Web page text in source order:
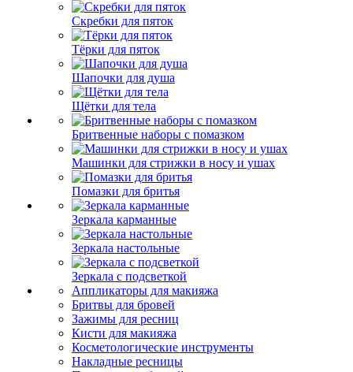
Скребки для пяток
Тёрки для пяток
Шапочки для душа
Щётки для тела
Бритвенные наборы с помазком
Машинки для стрижки в носу и ушах
Помазки для бритья
Зеркала карманные
Зеркала настольные
Зеркала с подсветкой
Аппликаторы для макияжа
Бритвы для бровей
Зажимы для ресниц
Кисти для макияжа
Косметологические инструменты
Накладные ресницы